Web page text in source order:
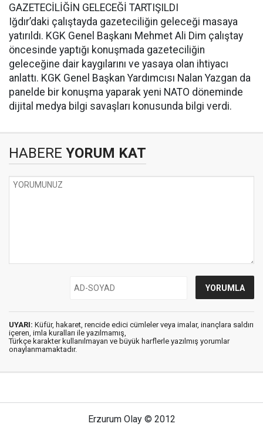
GAZETECİLİĞİN GELECEĞİ TARTIŞILDI
Iğdır’daki çalıştayda gazeteciliğin geleceği masaya
yatırıldı. KGK Genel Başkanı Mehmet Ali Dim çalıştay
öncesinde yaptığı konuşmada gazeteciliğin
geleceğine dair kaygılarını ve yasaya olan ihtiyacı
anlattı. KGK Genel Başkan Yardımcısı Nalan Yazgan da
panelde bir konuşma yaparak yeni NATO döneminde
dijital medya bilgi savaşları konusunda bilgi verdi.
HABERE YORUM KAT
UYARI: Küfür, hakaret, rencide edici cümleler veya imalar, inançlara saldırı
içeren, imla kuralları ile yazılmamış,
Türkçe karakter kullanılmayan ve büyük harflerle yazılmış yorumlar
onaylanmamaktadır.
Erzurum Olay © 2012